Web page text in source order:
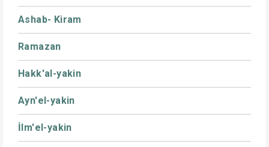
Ashab- Kiram
Ramazan
Hakk'al-yakin
Ayn'el-yakin
İlm'el-yakin